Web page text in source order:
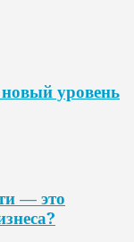
уровень
— это